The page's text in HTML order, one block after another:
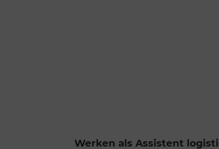
Werken als Assistent